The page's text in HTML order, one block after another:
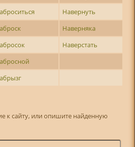
Навернуть
Наверняка
Наверстать
к сайту, или опишите найденную